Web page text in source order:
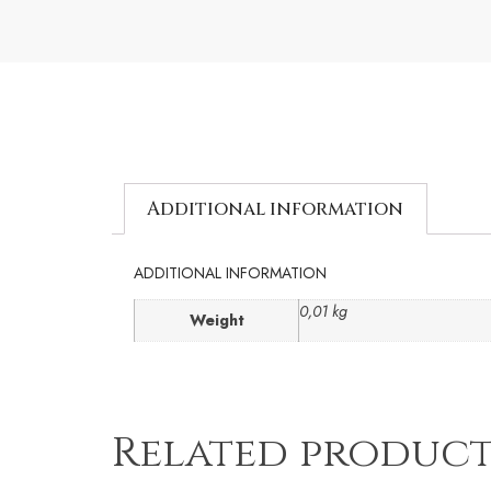
Additional information
ADDITIONAL INFORMATION
Weight 0,01 kg
Related